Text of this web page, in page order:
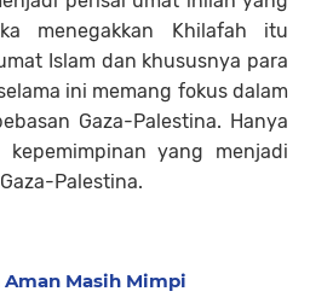
menegakkan Khilafah itu
Islam dan khususnya para
ini memang fokus dalam
Gaza-Palestina. Hanya
yang menjadi
Palestina.
Masih Mimpi